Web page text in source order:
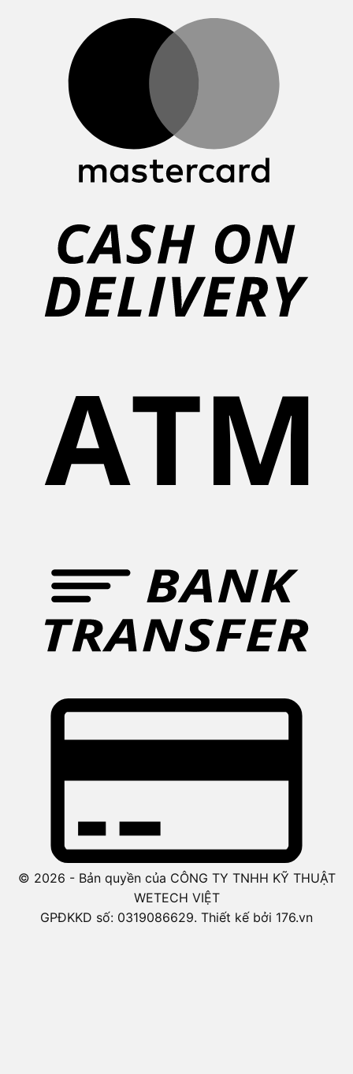
© 2026 - Bản quyền của CÔNG TY TNHH KỸ THUẬT
WETECH VIỆT
GPĐKKD số: 0319086629. Thiết kế bởi 176.vn